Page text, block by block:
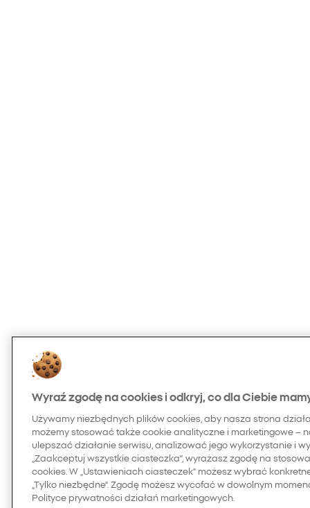
Wyraź zgodę na cookies i odkryj, co dla Ciebie
Używamy niezbędnych plików cookies, aby nasza strona
możemy stosować także cookie analityczne i marketingowe –
ulepszać działanie serwisu, analizować jego wykorzystanie i
„Zaakceptuj wszystkie ciasteczka”, wyrażasz zgodę na
cookies. W „Ustawieniach ciasteczek” możesz wybrać
„Tylko niezbędne”. Zgodę możesz wycofać w dowolnym
Polityce prywatności działań marketingowych.